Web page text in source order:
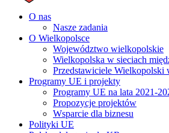
O nas
Nasze zadania
O Wielkopolsce
Województwo wielkopolskie
Wielkopolska w sieciach
Przedstawiciele Wielkopolski
Programy UE i projekty
Programy UE na lata 2021-
Propozycje projektów
Wsparcie dla biznesu
Polityki UE